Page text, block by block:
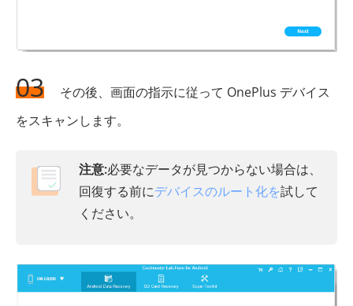
03
その後、画面の指示に従って OnePlus デバイス
をスキャンします。
注意:必要なデータが見つからない場合は、
回復する前にデバイスのルート化を試して
ください。